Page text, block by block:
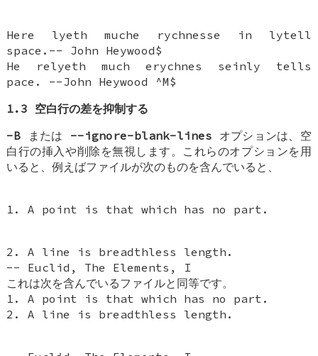
Here lyeth muche rychnesse in lytell
space.-- John Heywood$
He relyeth much erychnes seinly tells
pace. --John Heywood ^M$
1.3 空白行の差を抑制する
-B または --ignore-blank-lines オプションは、空
白行の挿入や削除を無視します。これらのオプションを用
いると、例えばファイルが次のものを含んでいると、
1. A point is that which has no part.
2. A line is breadthless length.
-- Euclid, The Elements, I
これは次を含んでいるファイルと同等です。
1. A point is that which has no part.
2. A line is breadthless length.